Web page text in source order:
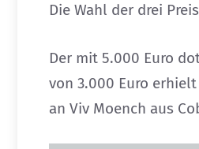
Die Wahl der drei
Der mit 5.000 Euro
von 3.000 Euro
an Viv Moench aus